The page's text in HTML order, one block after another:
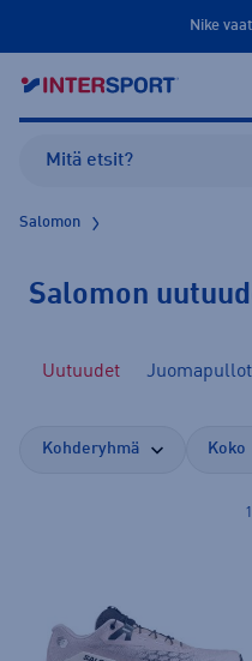
Nike
Salomon
Salomon
Uutuudet Juomapullot
Kohderyhmä Koko